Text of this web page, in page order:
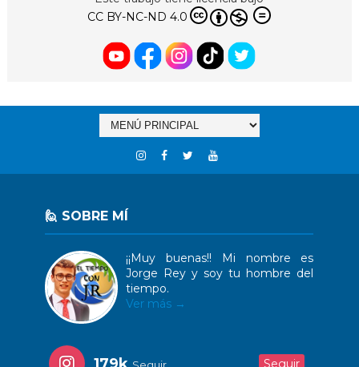
CC BY-NC-ND 4.0
🙋 SOBRE MÍ
¡¡Muy buenas!! Mi nombre es
Jorge Rey y soy tu hombre del
tiempo.
Ver más →
Seguir